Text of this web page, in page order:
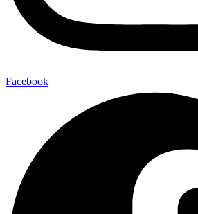
Facebook